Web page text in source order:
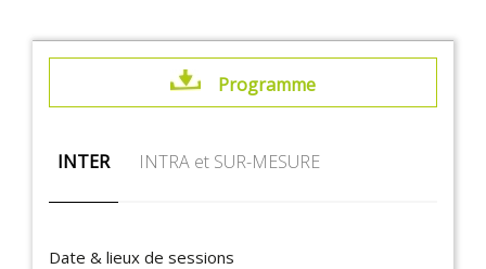
Programme
INTER INTRA et SUR-MESURE
Date & lieux de sessions